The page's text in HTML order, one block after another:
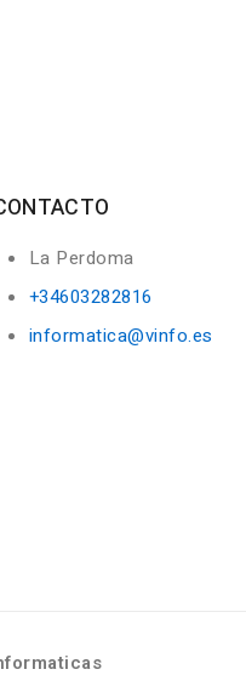
La Perdoma
+34603282816
informatica@vinfo.es